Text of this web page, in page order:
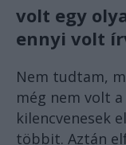
volt egy
ennyi volt
Nem tudtam,
még nem volt
kilencvenesek
többit. Aztán